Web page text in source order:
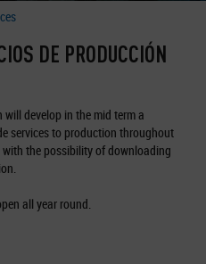
DE PRODUCCIÓN
develop in the mid term a
services to production throughout
the possibility of downloading
all year round.